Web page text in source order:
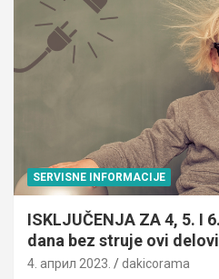
SERVISNE INFORMACIJE
ISKLJUČENJA ZA 4, 5. I
dana bez struje ovi
4. април 2023. dakicorama